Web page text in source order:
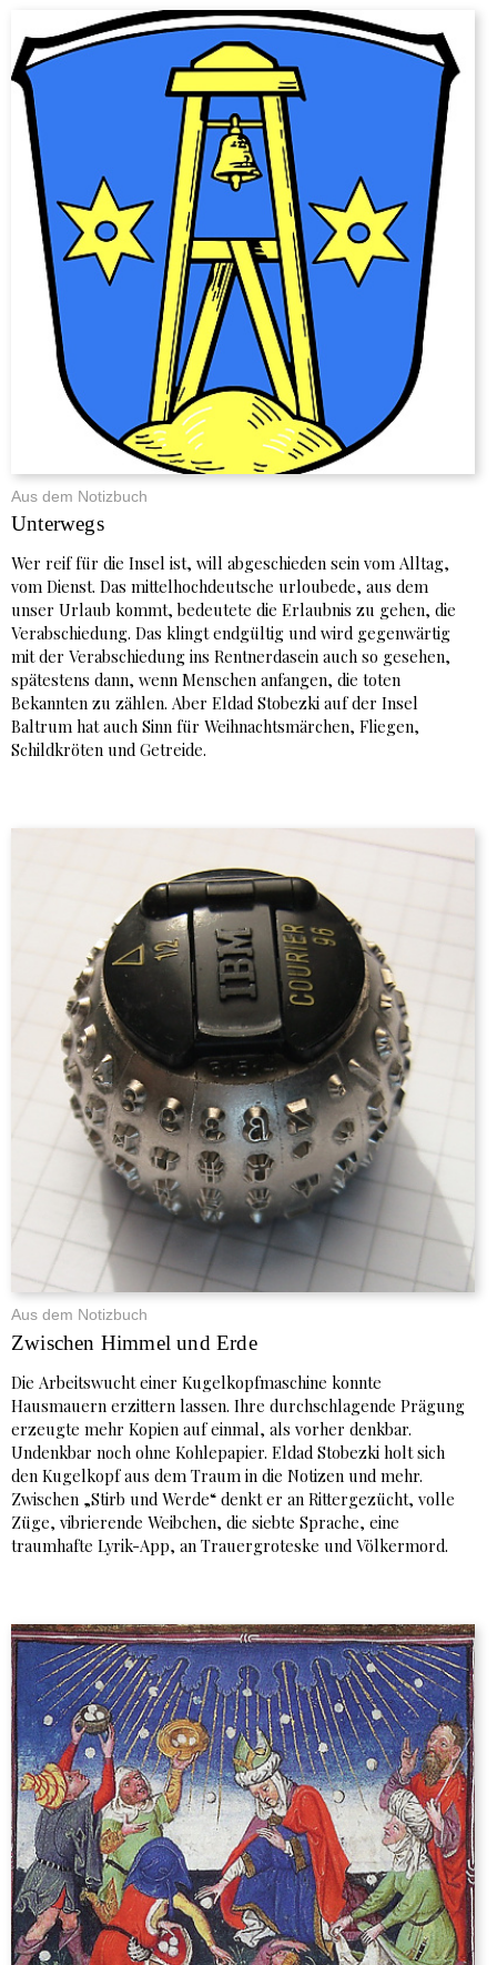
Aus dem Notizbuch
Unterwegs
Wer reif für die Insel ist, will abgeschieden sein vom Alltag,
vom Dienst. Das mittelhochdeutsche urloubede, aus dem
unser Urlaub kommt, bedeutete die Erlaubnis zu gehen, die
Verabschiedung. Das klingt endgültig und wird gegenwärtig
mit der Verabschiedung ins Rentnerdasein auch so gesehen,
spätestens dann, wenn Menschen anfangen, die toten
Bekannten zu zählen. Aber Eldad Stobezki auf der Insel
Baltrum hat auch Sinn für Weihnachtsmärchen, Fliegen,
Schildkröten und Getreide.
Aus dem Notizbuch
Zwischen Himmel und Erde
Die Arbeitswucht einer Kugelkopfmaschine konnte
Hausmauern erzittern lassen. Ihre durchschlagende Prägung
erzeugte mehr Kopien auf einmal, als vorher denkbar.
Undenkbar noch ohne Kohlepapier. Eldad Stobezki holt sich
den Kugelkopf aus dem Traum in die Notizen und mehr.
Zwischen „Stirb und Werde“ denkt er an Rittergezücht, volle
Züge, vibrierende Weibchen, die siebte Sprache, eine
traumhafte Lyrik-App, an Trauergroteske und Völkermord.